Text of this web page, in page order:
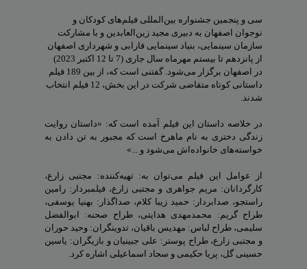
سی و پنجمین جشنواره بین‌المللی فیلم‌های کودکان و
نوجوان اصفهان به‌ دبیری مجید زین‌العابدین و با مشارکت
سازمان سینمایی، بنیاد سینمایی فارابی و شهرداری اصفهان
از پانزدهم تا بیستم مهرماه سال جاری (7 تا 12 اکتبر 2023)
در اصفهان برگزار می‌شود. گفتنی است که، از بین 189 فیلم
داستانی کوتاه متقاضی شرکت در این بخش، 12 فیلم انتخاب
شدند.
در خلاصه داستان این فیلم آمده است که: «داستان روایت
زندگی دختری به نام ماهرخ است که مجبور به تن دادن به
خواسته‌های خانواده‌اش می‌شود و ...»
از عوامل این فیلم می‌توان به: تهیه‌کننده: مجتبی زارع،
کارگردانان: مریم جواهری و مجتبی زارع، فیلمبردار: رامین
راستجو، صدابردار: حمید زیبا کلام، صداگذار: بهنیا یوسفی،
طراح گریم: محمد‌مهدی هدایتی، طراح صحنه: ابوالفضل
سلیمی، طراح لباس: مهدیس باقیان، تدوینگران: وحید حوران
و مجتبی زارع، طراح پوستر: علی جبینیان و بازیگران: یاسین
حسینی گل، پریا حکیمی و سجاد اسماعیلی اشاره کرد.